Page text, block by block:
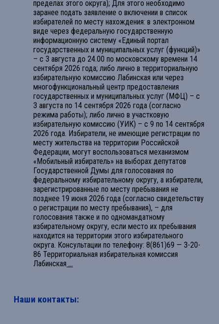
пределах этого округа); Для этого необходимо
заранее подать заявление о включении в список
избирателей по месту нахождения: в электронном
виде через федеральную государственную
информационную систему «Единый портал
государственных и муниципальных услуг (функций)»
– с 3 августа до 24.00 по московскому времени 14
сентября 2026 года; либо лично в территориальную
избирательную комиссию Лабинская или через
многофункциональный центр предоставления
государственных и муниципальных услуг (МФЦ) – с
3 августа по 14 сентября 2026 года (согласно
режима работы); либо лично в участковую
избирательную комиссию (УИК) – с 9 по 14 сентября
2026 года. Избиратели, не имеющие регистрации по
месту жительства на территории Российской
Федерации, могут воспользоваться механизмом
«Мобильный избиратель» на выборах депутатов
Государственной Думы для голосования по
федеральному избирательному округу, а избиратели,
зарегистрированные по месту пребывания не
позднее 19 июня 2026 года (согласно свидетельству
о регистрации по месту пребывания), – для
голосования также и по одномандатному
избирательному округу, если место их пребывания
находится на территории этого избирательного
округа. Консультации по телефону: 8(861)69 — 3-20-
86 Территориальная избирательная комиссия
Лабинская ...
Наши контакты: